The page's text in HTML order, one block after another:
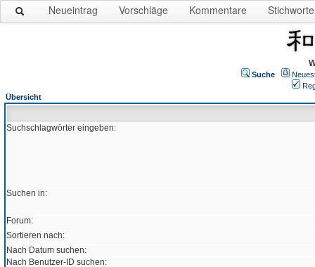
Neueintrag Vorschläge Kommentare Stichworte
Suche
Übersicht
Suchschlagwörter eingeben:
Suchen in:
Forum:
Sortieren nach:
Nach Datum suchen:
Nach Benutzer-ID suchen: